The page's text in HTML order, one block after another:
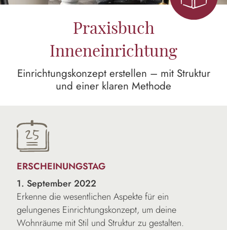
Praxisbuch
Inneneinrichtung
Einrichtungskonzept erstellen – mit Struktur
und einer klaren Methode
ERSCHEINUNGSTAG
1. September 2022
Erkenne die wesentlichen Aspekte für ein
gelungenes Einrichtungskonzept, um deine
Wohnräume mit Stil und Struktur zu gestalten.